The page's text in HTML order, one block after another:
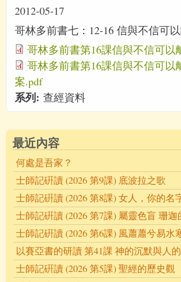
2012-05-17
哥林多前書七：12-16 信與不信可
哥林多前書第16課信與不信可以
哥林多前書第16課信與不信可以
案.pdf
系列: 查經資料
最近內容
何處是吾家？
士師記硏讀 (2026 第9課) 底波拉之歌
士師記硏讀 (2026 第8課) 女人，你的名
士師記硏讀 (2026 第7課) 屬靈色盲 珊迦
士師記硏讀 (2026 第6課) 風蕭蕭兮易水
以賽亞書的研讀 第41課 神的沉默與人
士師記硏讀 (2026 第5課) 聖經的歷史觀